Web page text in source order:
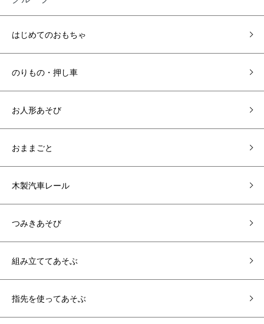
はじめてのおもちゃ
のりもの・押し車
お人形あそび
おままごと
木製汽車レール
つみきあそび
組み立ててあそぶ
指先を使ってあそぶ